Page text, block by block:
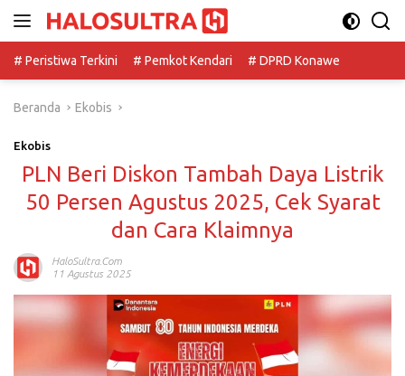
# Peristiwa Terkini
# Pemkot Kendari # DPRD Konawe
Beranda Ekobis
Ekobis
PLN Beri Diskon Tambah Daya Listrik
50 Persen Agustus 2025, Cek Syarat
dan Cara Klaimnya
HaloSultra.com
11 Agustus 2025